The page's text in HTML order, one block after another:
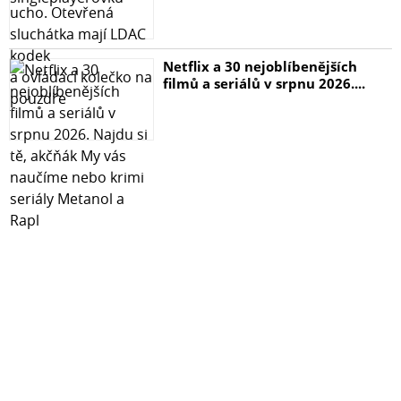
Netflix a 30 nejoblíbenějších
filmů a seriálů v srpnu 2026....